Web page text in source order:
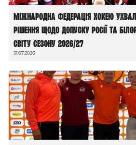
Міжнародна федерація хокею
рішення щодо допуску росії та
світу сезону 2026/27
31.07.2026